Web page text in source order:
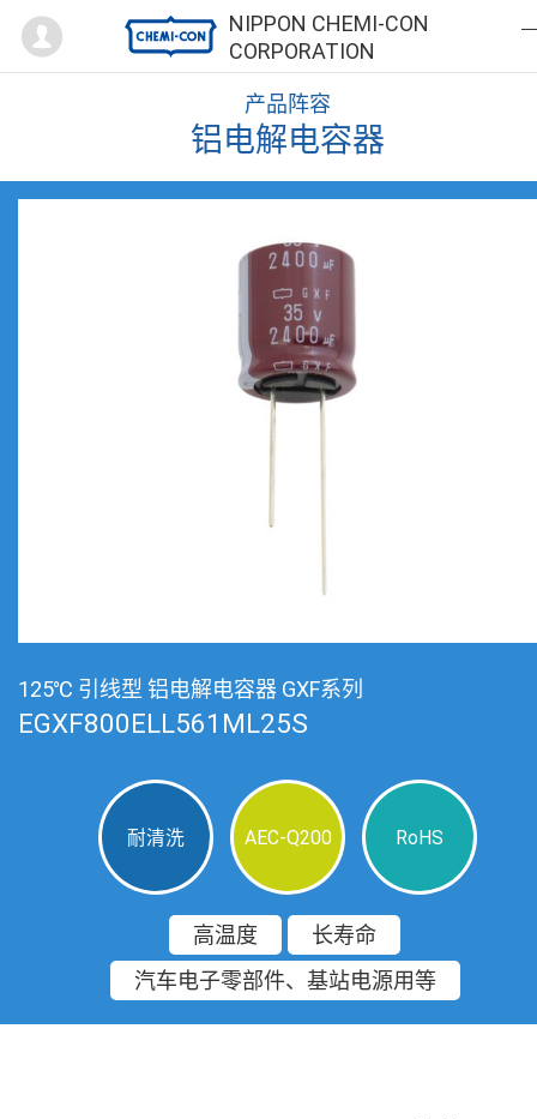
NIPPON CHEMI-CON
CORPORATION
Mypage
产品阵容
铝电解电容器
125℃ 引线型 铝电解电容器 GXF系列
EGXF800ELL561ML25S
耐清洗 AEC-Q200 RoHS
高温度
长寿命
汽车电子零部件、基站电源用等